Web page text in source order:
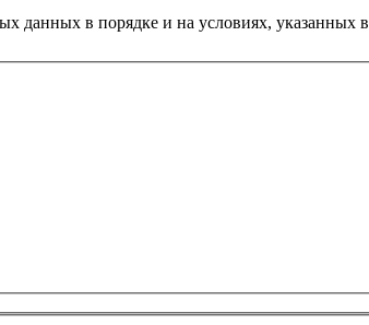
данных в порядке и на условиях, указанных в